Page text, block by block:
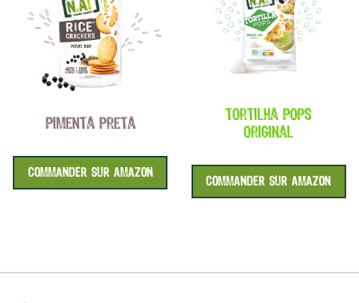
pimenta preta
COMMANDER SUR AMAZON
tortilha pops
original
COMMANDER SUR AMAZON